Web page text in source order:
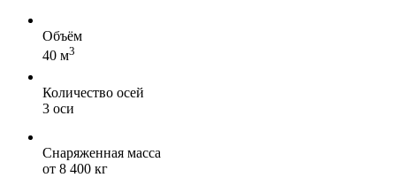
Объём
40 м3
Количество осей
3 оси
Снаряженная масса
от 8 400 кг